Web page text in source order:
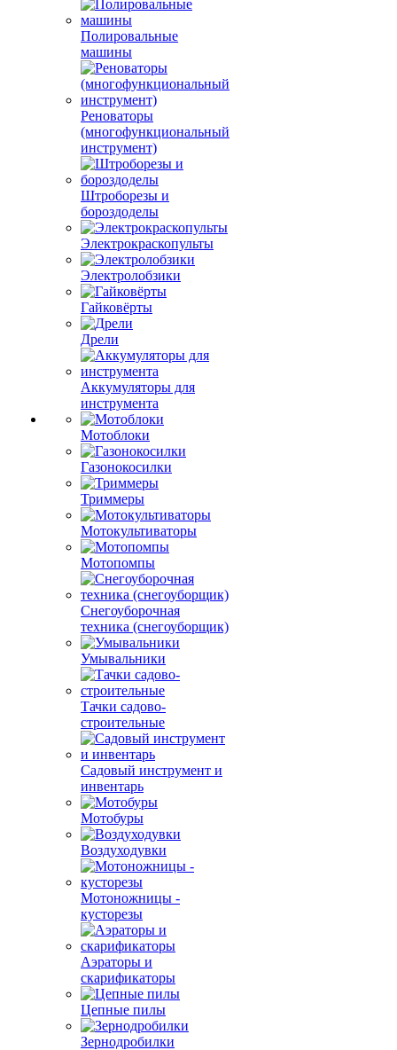
Полировальные
машины
Реноваторы
(многофункциональный
инструмент)
Штроборезы и
бороздоделы
Электрокраскопульты
Электролобзики
Гайковёрты
Дрели
Аккумуляторы для
инструмента
Мотоблоки
Газонокосилки
Триммеры
Мотокультиваторы
Мотопомпы
Снегоуборочная
техника (снегоуборщик)
Умывальники
Тачки садово-
строительные
Садовый инструмент и
инвентарь
Мотобуры
Воздуходувки
Мотоножницы -
кусторезы
Аэраторы и
скарификаторы
Цепные пилы
Зернодробилки